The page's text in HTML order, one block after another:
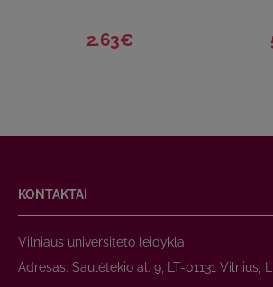
2.63€
KONTAKTAI
Vilniaus universiteto leidykla
Adresas: Saulėtekio al. 9, LT-01131 Vilnius,